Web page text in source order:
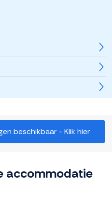
beschikbaar - Klik hier
accommodatie